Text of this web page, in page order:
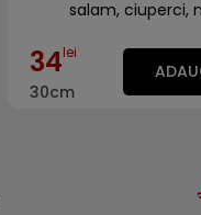
salam, ciuperci,
34lei
30cm